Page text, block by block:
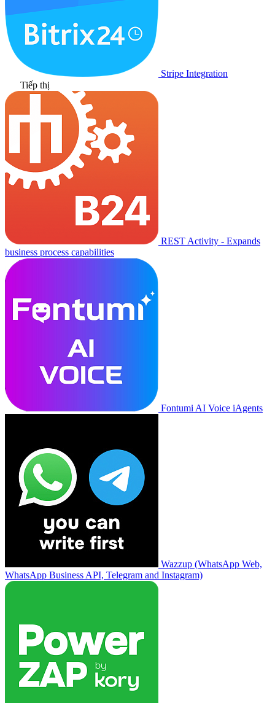
Stripe Integration
Tiếp thị
REST Activity - Expands
business process capabilities
Fontumi AI Voice iAgents
Wazzup (WhatsApp Web,
WhatsApp Business API, Telegram and Instagram)